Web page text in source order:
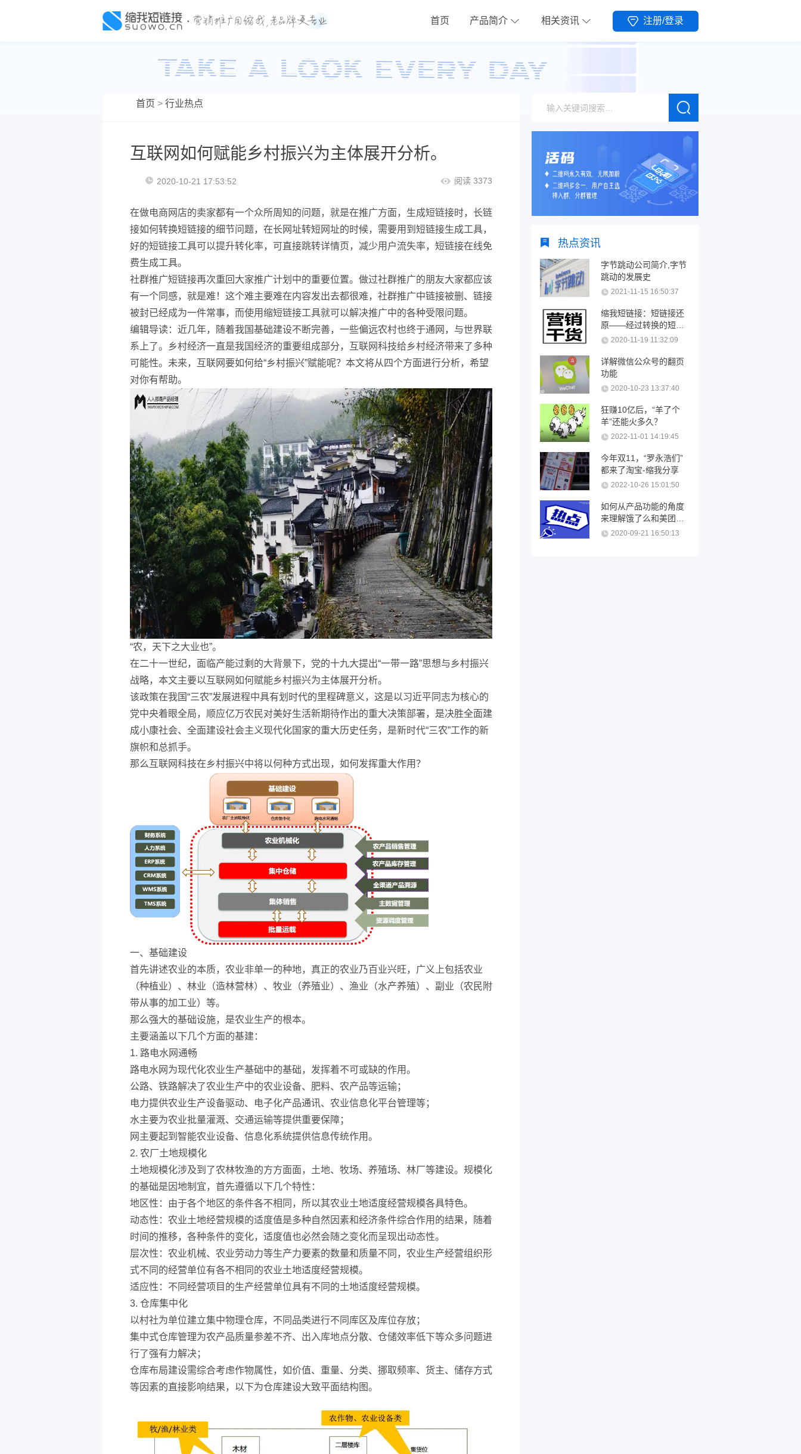
首页 产品简介 相关资讯 注册/登录
首页 > 行业热点
互联网如何赋能乡村振兴为主体展开分析。
2020-10-21 17:53:52 阅读 3373
在做电商网店的卖家都有一个众所周知的问题，就是在推广方面，生成短链接时，长链
接如何转换短链接的细节问题，在长网址转短网址的时候，需要用到短链接生成工具，
好的短链接工具可以提升转化率，可直接跳转详情页，减少用户流失率，短链接在线免
费生成工具。
社群推广短链接再次重回大家推广计划中的重要位置。做过社群推广的朋友大家都应该
有一个同感，就是难！这个难主要难在内容发出去都很难，社群推广中链接被删、链接
被封已经成为一件常事，而使用缩短链接工具就可以解决推广中的各种受限问题。
编辑导读：近几年，随着我国基础建设不断完善，一些偏远农村也终于通网，与世界联
系上了。乡村经济一直是我国经济的重要组成部分，互联网科技给乡村经济带来了多种
可能性。未来，互联网要如何给“乡村振兴”赋能呢？本文将从四个方面进行分析，希望
对你有帮助。
“农，天下之大业也”。
在二十一世纪，面临产能过剩的大背景下，党的十九大提出“一带一路”思想与乡村振兴
战略，本文主要以互联网如何赋能乡村振兴为主体展开分析。
该政策在我国“三农”发展进程中具有划时代的里程碑意义，这是以习近平同志为核心的
党中央着眼全局，顺应亿万农民对美好生活新期待作出的重大决策部署，是决胜全面建
成小康社会、全面建设社会主义现代化国家的重大历史任务，是新时代“三农”工作的新
旗帜和总抓手。
那么互联网科技在乡村振兴中将以何种方式出现，如何发挥重大作用？
一、基础建设
首先讲述农业的本质，农业非单一的种地，真正的农业乃百业兴旺，广义上包括农业
（种植业）、林业（造林营林）、牧业（养殖业）、渔业（水产养殖）、副业（农民附
带从事的加工业）等。
那么强大的基础设施，是农业生产的根本。
主要涵盖以下几个方面的基建：
1. 路电水网通畅
路电水网为现代化农业生产基础中的基础，发挥着不可或缺的作用。
公路、铁路解决了农业生产中的农业设备、肥料、农产品等运输；
电力提供农业生产设备驱动、电子化产品通讯、农业信息化平台管理等；
水主要为农业批量灌溉、交通运输等提供重要保障；
网主要起到智能农业设备、信息化系统提供信息传统作用。
2. 农厂土地规模化
土地规模化涉及到了农林牧渔的方方面面，土地、牧场、养殖场、林厂等建设。规模化
的基础是因地制宜，首先遵循以下几个特性：
地区性：由于各个地区的条件各不相同，所以其农业土地适度经营规模各具特色。
动态性：农业土地经营规模的适度值是多种自然因素和经济条件综合作用的结果，随着
时间的推移，各种条件的变化，适度值也必然会随之变化而呈现出动态性。
层次性：农业机械、农业劳动力等生产力要素的数量和质量不同，农业生产经营组织形
式不同的经营单位有各不相同的农业土地适度经营规模。
适应性：不同经营项目的生产经营单位具有不同的土地适度经营规模。
3. 仓库集中化
以村社为单位建立集中物理仓库，不同品类进行不同库区及库位存放；
集中式仓库管理为农产品质量参差不齐、出入库地点分散、仓储效率低下等众多问题进
行了强有力解决；
仓库布局建设需综合考虑作物属性，如价值、重量、分类、挪取频率、货主、储存方式
等因素的直接影响结果，以下为仓库建设大致平面结构图。
热点资讯
字节跳动公司简介,字节
跳动的发展史
2021-11-15 16:50:37
缩我短链接：短链接还
原——经过转换的短链
接可以还原吗？
2020-11-19 11:32:09
详解微信公众号的翻页
功能
2020-10-23 13:37:40
狂赚10亿后，“羊了个
羊”还能火多久？
2022-11-01 14:19:45
今年双11，“罗永浩们”
都来了淘宝-缩我分享
2022-10-26 15:01:50
如何从产品功能的角度
来理解饿了么和美团优
化 2020-09-21 16:50:13